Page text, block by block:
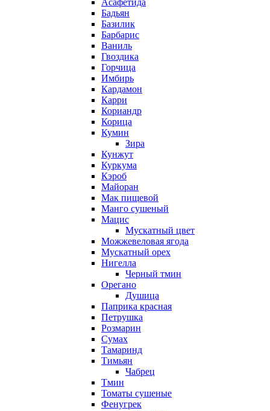
Асафетида
Бадьян
Базилик
Барбарис
Ваниль
Гвоздика
Горчица
Имбирь
Кардамон
Карри
Кориандр
Корица
Кумин
Зира
Кунжут
Куркума
Кэроб
Майоран
Мак пищевой
Манго сушеный
Мацис
Мускатный цвет
Можжевеловая ягода
Мускатный орех
Нигелла
Черный тмин
Орегано
Душица
Паприка красная
Петрушка
Розмарин
Сумах
Тамаринд
Тимьян
Чабрец
Тмин
Томаты сушеные
Фенугрек